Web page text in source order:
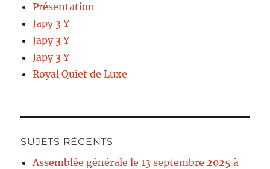
Présentation
Japy 3 Y
Japy 3 Y
Japy 3 Y
Royal Quiet de Luxe
SUJETS RÉCENTS
Assemblée générale le 13 septembre 2025 à